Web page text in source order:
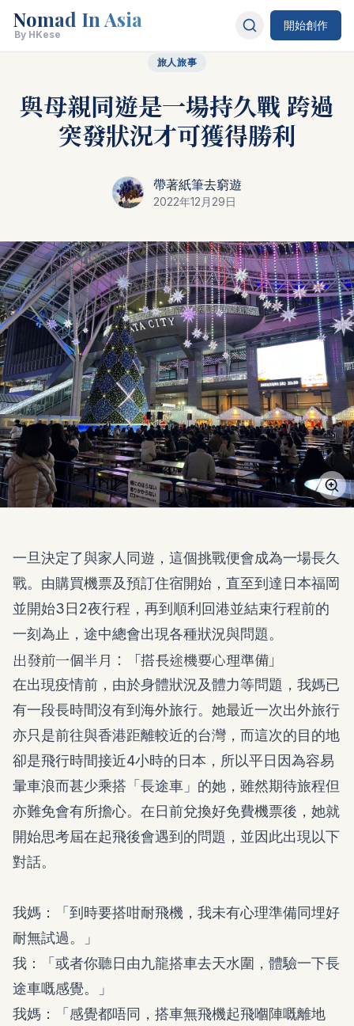
Nomad In Asia
By HKese
開始創作
旅人旅事
與母親同遊是一場持久戰 跨過
突發狀況才可獲得勝利
帶著紙筆去窮遊
2022年12月29日
一旦決定了與家人同遊，這個挑戰便會成為一場長久
戰。由購買機票及預訂住宿開始，直至到達日本福岡
並開始3日2夜行程，再到順利回港並結束行程前的
一刻為止，途中總會出現各種狀況與問題。
出發前一個半月：「搭長途機要心理準備」
在出現疫情前，由於身體狀況及體力等問題，我媽已
有一段長時間沒有到海外旅行。她最近一次出外旅行
亦只是前往與香港距離較近的台灣，而這次的目的地
卻是飛行時間接近4小時的日本，所以平日因為容易
暈車浪而甚少乘搭「長途車」的她，雖然期待旅程但
亦難免會有所擔心。在日前兌換好免費機票後，她就
開始思考屆在起飛後會遇到的問題，並因此出現以下
對話。
我媽：「到時要搭咁耐飛機，我未有心理準備同埋好
耐無試過。」
我：「或者你聽日由九龍搭車去天水圍，體驗一下長
途車嘅感覺。」
我媽：「感覺都唔同，搭車無飛機起飛嗰陣嘅離地